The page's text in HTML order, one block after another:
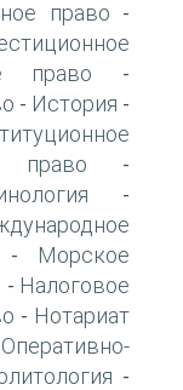
право -
право -
- История -
право -
-
-
Морское
- Налоговое
- Нотариат
Оперативно-
-